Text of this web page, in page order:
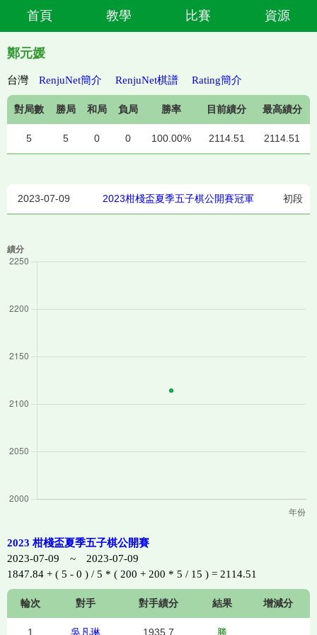
首頁 教學 比賽 資源
鄭元媛
台灣 RenjuNet簡介 RenjuNet棋譜 Rating簡介
對局數 勝局 和局 負局 勝率 目前績分 最高績分
5 5 0 0 100.00% 2114.51 2114.51
2023-07-09 2023柑棧盃夏季五子棋公開賽冠軍 初段
2023 柑棧盃夏季五子棋公開賽
2023-07-09 ~ 2023-07-09
1847.84 + ( 5 - 0 ) / 5 * ( 200 + 200 * 5 / 15 ) = 2114.51
輪次 對手 對手績分 結果 增減分
1 吳凡琳 1935.7 勝